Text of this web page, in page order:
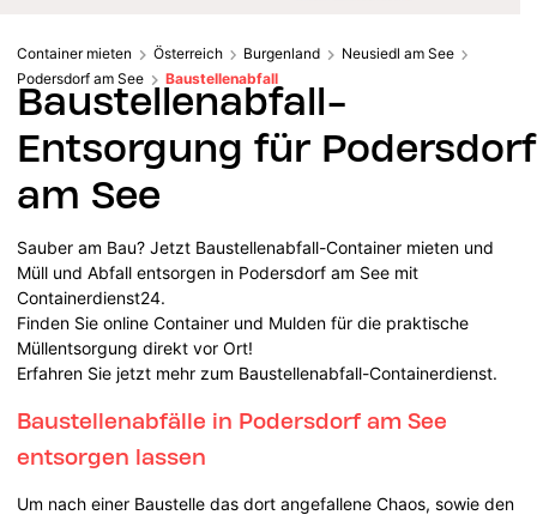
Container mieten Österreich Burgenland
Neusiedl am See
Podersdorf am See
Baustellenabfall
Baustellenabfall-
Entsorgung für Podersdorf
am See
Sauber am Bau? Jetzt Baustellenabfall-Container mieten und
Müll und Abfall entsorgen in Podersdorf am See mit
Containerdienst24.
Finden Sie online Container und Mulden für die praktische
Müllentsorgung direkt vor Ort!
Erfahren Sie jetzt mehr zum Baustellenabfall-Containerdienst.
Baustellenabfälle in Podersdorf am See
entsorgen lassen
Um nach einer Baustelle das dort angefallene Chaos, sowie den